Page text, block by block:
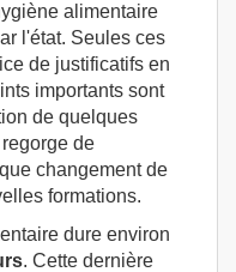
alimentaire
l'état. Seules ces
de justificatifs en
importants sont
de quelques
de
changement de
formations.
dure environ
. Cette dernière